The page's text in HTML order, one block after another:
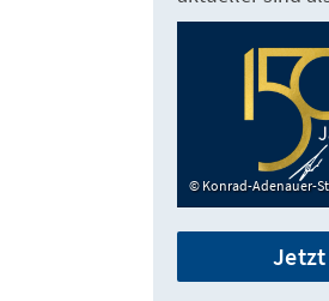
Konrad-Adenauer-
Jetzt